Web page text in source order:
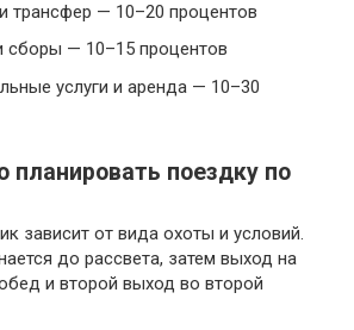
трансфер — 10–20 процентов
сборы — 10–15 процентов
услуги и аренда — 10–30
планировать поездку по
зависит от вида охоты и условий.
до рассвета, затем выход на
и второй выход во второй